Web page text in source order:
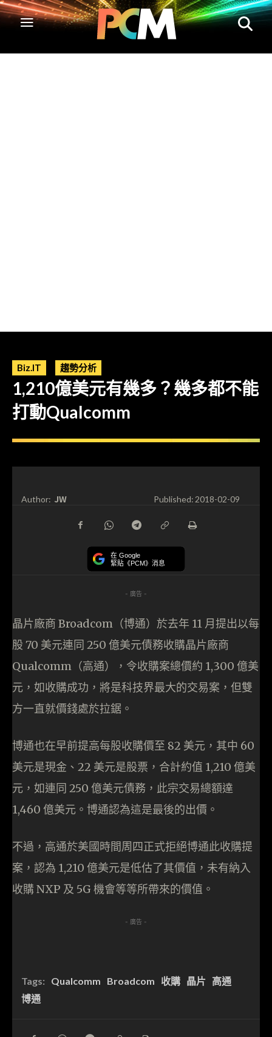
Biz.IT 趨勢分析
1,210億美元有幾多？幾多都不能
打動Qualcomm
Author: JW Published:2018-02-09
在 Google
緊貼《PCM》消息
- 廣告 -
晶片廠商 Broadcom（博通）於去年 11 月提出以每
股 70 美元連同 250 億美元債務收購晶片廠商
Qualcomm（高通），令收購案總價約 1,300 億美
元，如收購成功，將是科技界最大的交易案，但雙
方一直就價錢處於拉鋸。
博通也在早前提高每股收購價至 82 美元，其中 60
美元是現金、22 美元是股票，合計約值 1,210 億美
元，如連同 250 億美元債務，此宗交易總額達
1,460 億美元。博通認為這是最後的出價。
不過，高通於美國時間周四正式拒絕博通此收購提
案，認為 1,210 億美元是低估了其價值，未有納入
收購 NXP 及 5G 機會等等所帶來的價值。
- 廣告 -
Tags: Qualcomm Broadcom 收購 晶片
高通
博通